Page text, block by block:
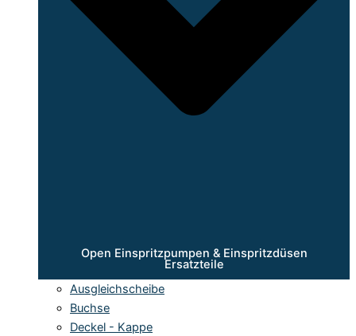
Open Einspritzpumpen & Einspritzdüsen
Ersatzteile
Ausgleichscheibe
Buchse
Deckel - Kappe